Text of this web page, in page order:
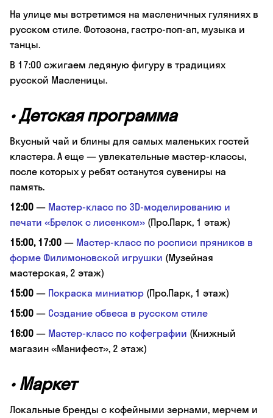
На улице мы встретимся на масленичных гуляниях в
русском стиле. Фотозона, гастро-поп-ап, музыка и
танцы.
В 17:00 сжигаем ледяную фигуру в традициях
русской Масленицы.
•Детская программа
Вкусный чай и блины для самых маленьких гостей
кластера. А еще — увлекательные мастер-классы,
после которых у ребят останутся сувениры на
память.
12:00 — Мастер-класс по 3D-моделированию и
печати «Брелок с лисенком» (Про.Парк, 1 этаж)
15:00, 17:00 — Мастер-класс по росписи пряников в
форме Филимоновской игрушки (Музейная
мастерская, 2 этаж)
15:00 — Покраска миниатюр (Про.Парк, 1 этаж)
15:00 — Создание обвеса в русском стиле
16:00 — Мастер-класс по кофеграфии (Книжный
магазин «Манифест», 2 этаж)
• Маркет
Локальные бренды с кофейными зернами, мерчем и